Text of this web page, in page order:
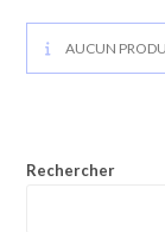
AUCUN
Rechercher